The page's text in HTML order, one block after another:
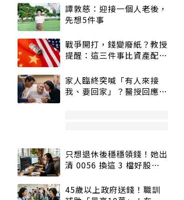
譚敦慈：迎接一個人老後，
先想5件事
戰爭開打，錢變廢紙？教授
提醒：這三件事比資產配置
家人臨終突喊「有人來接
我、要回家」？醫授回應方
只想退休後穩穩領錢！她出
清 0056 換這 3 檔好股：
45歲以上政府送錢！職訓